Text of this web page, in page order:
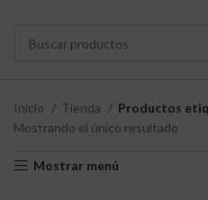
Inicio Tienda
Productos
Mostrando el único resultado
Mostrar menú